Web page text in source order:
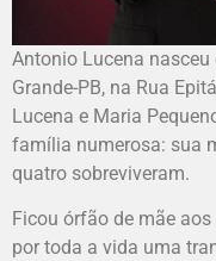
Antonio Lucena
Grande-PB, na Rua
Lucena e Maria
família numerosa: sua
quatro sobreviveram.
Ficou órfão de mãe
por toda a vida uma